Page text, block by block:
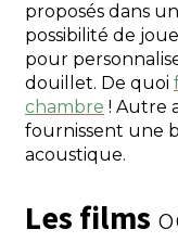
proposés dans
possibilité de
pour
douillet. De quoi
chambre ! Autre
fournissent une
acoustique.
Les films